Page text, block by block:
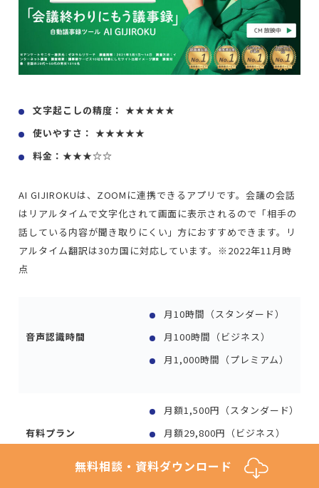
文字起こしの精度： ★★★★★
使いやすさ： ★★★★★
料金：★★★☆☆
AI GIJIROKUは、ZOOMに連携できるアプリです。会議の会話
はリアルタイムで文字化されて画面に表示されるので「相手の
話している内容が聞き取りにくい」方におすすめできます。リ
アルタイム翻訳は30カ国に対応しています。※2022年11月時
点
音声認識時間
月10時間（スタンダード）
月100時間（ビジネス）
月1,000時間（プレミアム）
有料プラン
月額1,500円（スタンダード）
月額29,800円（ビジネス）
月額200,000円（プレミアム）
無料相談・資料ダウンロード